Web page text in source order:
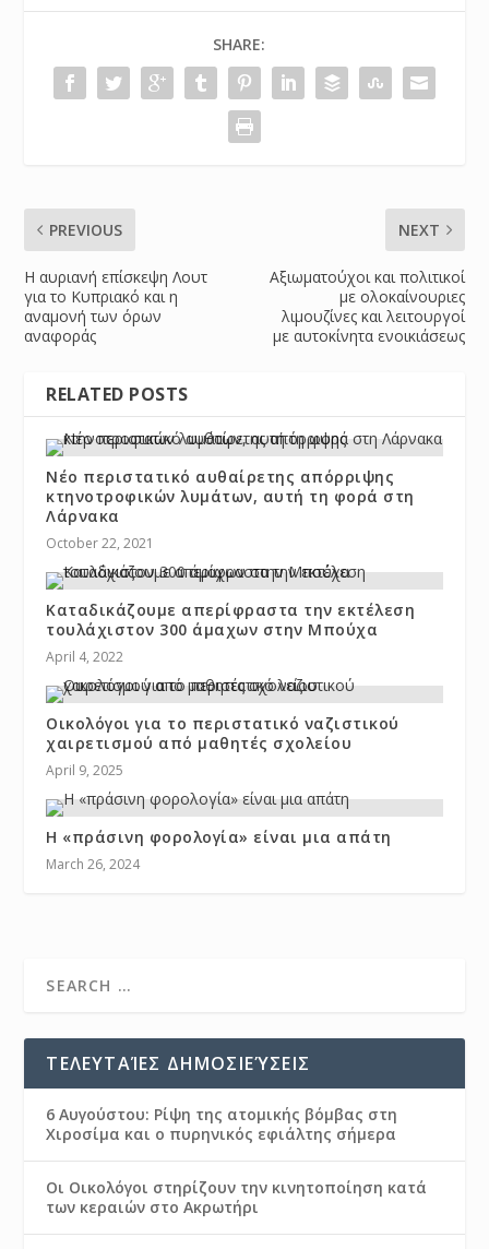
SHARE:
PREVIOUS
Η αυριανή επίσκεψη Λουτ
για το Κυπριακό και η
αναμονή των όρων
αναφοράς
NEXT
Αξιωματούχοι και πολιτικοί
με ολοκαίνουριες
λιμουζίνες και λειτουργοί
με αυτοκίνητα ενοικιάσεως
RELATED POSTS
Νέο περιστατικό αυθαίρετης απόρριψης
κτηνοτροφικών λυμάτων, αυτή τη φορά στη
Λάρνακα
October 22, 2021
Καταδικάζουμε απερίφραστα την εκτέλεση
τουλάχιστον 300 άμαχων στην Μπούχα
April 4, 2022
Οικολόγοι για το περιστατικό ναζιστικού
χαιρετισμού από μαθητές σχολείου
April 9, 2025
Η «πράσινη φορολογία» είναι μια απάτη
March 26, 2024
ΤΕΛΕΥΤΑΊΕΣ ΔΗΜΟΣΙΕΎΣΕΙΣ
6 Αυγούστου: Ρίψη της ατομικής βόμβας στη
Χιροσίμα και ο πυρηνικός εφιάλτης σήμερα
Οι Οικολόγοι στηρίζουν την κινητοποίηση κατά
των κεραιών στο Ακρωτήρι